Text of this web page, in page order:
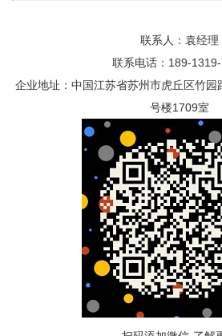
联系人：袁经理
联系电话：189-
企业地址：中国江苏省苏州市虎丘区竹
号楼1709室